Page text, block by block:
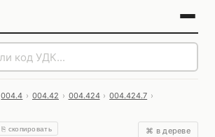
004.4 › 004.42 › 004.424 › 004.424.7 ›
⎘ скопировать ⌘ в дереве